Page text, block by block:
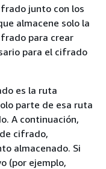
junto con los
almacene solo la
para crear
para el cifrado
es la ruta
parte de esa ruta
A continuación,
cifrado,
almacenado. Si
(por ejemplo,